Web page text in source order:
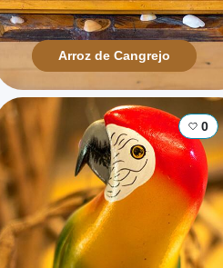
Arroz de Cangrejo
0